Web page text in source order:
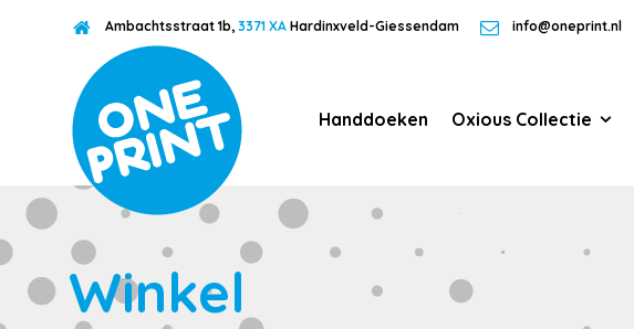
Ambachtsstraat 1b,3371 XA Hardinxveld-Giessendam info@oneprint.nl
Handdoeken Oxious Collectie
Winkel